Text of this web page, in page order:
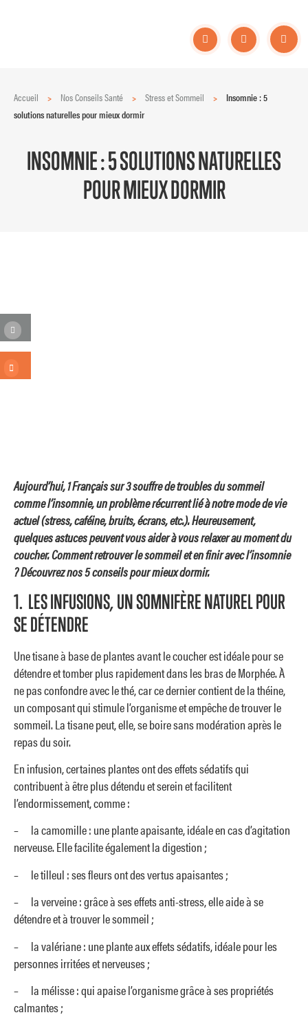
Accueil > Nos Conseils Santé > Stress et Sommeil >
Insomnie : 5
solutions naturelles pour mieux dormir
INSOMNIE : 5 SOLUTIONS NATURELLES
POUR MIEUX DORMIR
Aujourd’hui, 1 Français sur 3 souffre de troubles du sommeil
comme l’insomnie, un problème récurrent lié à notre mode de vie
actuel (stress, caféine, bruits, écrans, etc.). Heureusement,
quelques astuces peuvent vous aider à vous relaxer au moment du
coucher. Comment retrouver le sommeil et en finir avec l’insomnie
? Découvrez nos 5 conseils pour mieux dormir.
1. LES INFUSIONS, UN SOMNIFÈRE NATUREL POUR
SE DÉTENDRE
Une tisane à base de plantes avant le coucher est idéale pour se
détendre et tomber plus rapidement dans les bras de Morphée. À
ne pas confondre avec le thé, car ce dernier contient de la théine,
un composant qui stimule l’organisme et empêche de trouver le
sommeil. La tisane peut, elle, se boire sans modération après le
repas du soir.
En infusion, certaines plantes ont des effets sédatifs qui
contribuent à être plus détendu et serein et facilitent
l’endormissement, comme :
– la camomille : une plante apaisante, idéale en cas d’agitation
nerveuse. Elle facilite également la digestion ;
– le tilleul : ses fleurs ont des vertus apaisantes ;
– la verveine : grâce à ses effets anti-stress, elle aide à se
détendre et à trouver le sommeil ;
– la valériane : une plante aux effets sédatifs, idéale pour les
personnes irritées et nerveuses ;
– la mélisse : qui apaise l’organisme grâce à ses propriétés
calmantes ;